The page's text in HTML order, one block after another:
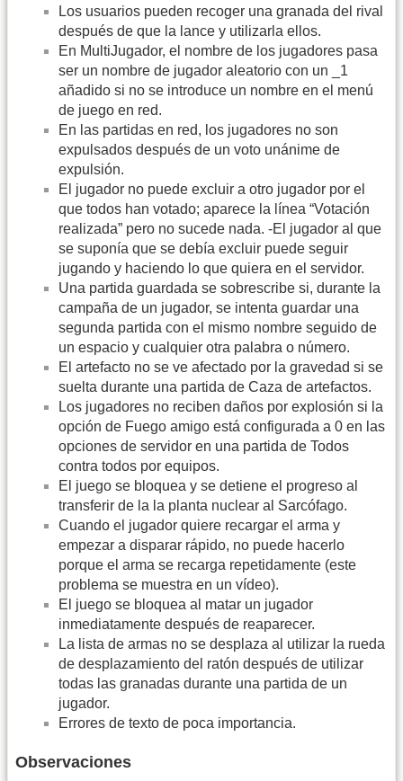
Los usuarios pueden recoger una granada del rival
después de que la lance y utilizarla ellos.
En MultiJugador, el nombre de los jugadores pasa
ser un nombre de jugador aleatorio con un _1
añadido si no se introduce un nombre en el menú
de juego en red.
En las partidas en red, los jugadores no son
expulsados después de un voto unánime de
expulsión.
El jugador no puede excluir a otro jugador por el
que todos han votado; aparece la línea “Votación
realizada” pero no sucede nada. -El jugador al que
se suponía que se debía excluir puede seguir
jugando y haciendo lo que quiera en el servidor.
Una partida guardada se sobrescribe si, durante la
campaña de un jugador, se intenta guardar una
segunda partida con el mismo nombre seguido de
un espacio y cualquier otra palabra o número.
El artefacto no se ve afectado por la gravedad si se
suelta durante una partida de Caza de artefactos.
Los jugadores no reciben daños por explosión si la
opción de Fuego amigo está configurada a 0 en las
opciones de servidor en una partida de Todos
contra todos por equipos.
El juego se bloquea y se detiene el progreso al
transferir de la la planta nuclear al Sarcófago.
Cuando el jugador quiere recargar el arma y
empezar a disparar rápido, no puede hacerlo
porque el arma se recarga repetidamente (este
problema se muestra en un vídeo).
El juego se bloquea al matar un jugador
inmediatamente después de reaparecer.
La lista de armas no se desplaza al utilizar la rueda
de desplazamiento del ratón después de utilizar
todas las granadas durante una partida de un
jugador.
Errores de texto de poca importancia.
Observaciones